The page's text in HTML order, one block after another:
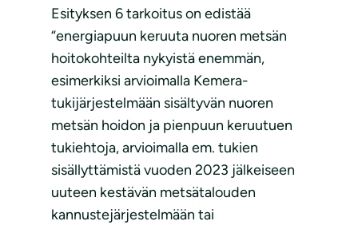
Esityksen 6 tarkoitus on edistää
“energiapuun keruuta nuoren metsän
hoitokohteilta nykyistä enemmän,
esimerkiksi arvioimalla Kemera-
tukijärjestelmään sisältyvän nuoren
metsän hoidon ja pienpuun keruutuen
tukiehtoja, arvioimalla em. tukien
sisällyttämistä vuoden 2023 jälkeiseen
uuteen kestävän metsätalouden
kannustejärjestelmään tai